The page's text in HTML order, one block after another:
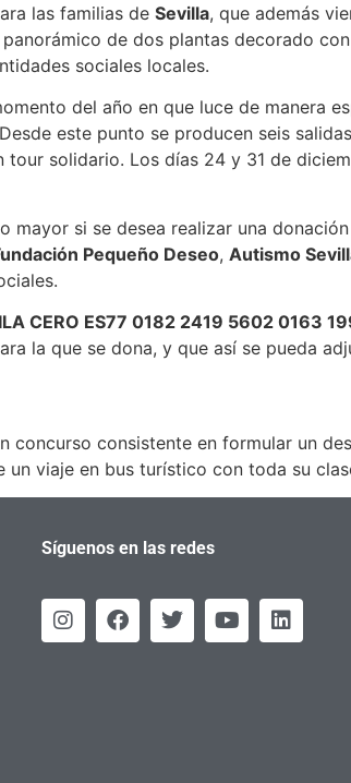
las familias de Sevilla, que además
de dos plantas decorado
sociales locales.
del año en que luce de manera
este punto se producen seis
tour solidario. Los días 24 y 31 de
si se desea realizar una
Pequeño Deseo, Autismo
CERO ES77 0182 2419 5602 0163
la que se dona, y que así se pueda
concurso consistente en formular un
viaje en bus turístico con toda su
Síguenos en las redes